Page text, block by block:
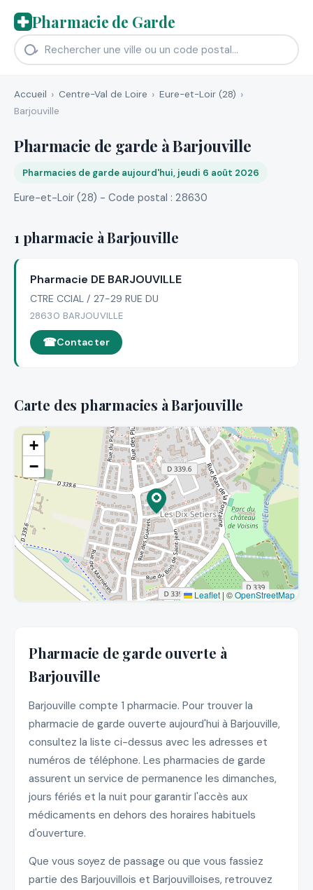
Pharmacie de Garde
Accueil Centre-Val de Loire
Eure-et-Loir (28)
Barjouville
Pharmacie de garde à Barjouville
Pharmacies de garde aujourd'hui, jeudi 6 août 2026
Eure-et-Loir (28) - Code postal : 28630
1 pharmacie à Barjouville
Pharmacie DE BARJOUVILLE
CTRE CCIAL / 27-29 RUE DU
28630 BARJOUVILLE
Contacter
Carte des pharmacies à Barjouville
+
−
Leaflet | ©OpenStreetMap
Pharmacie de garde ouverte à
Barjouville
Barjouville compte 1 pharmacie. Pour trouver la
pharmacie de garde ouverte aujourd'hui à Barjouville,
consultez la liste ci-dessus avec les adresses et
numéros de téléphone. Les pharmacies de garde
assurent un service de permanence les dimanches,
jours fériés et la nuit pour garantir l'accès aux
médicaments en dehors des horaires habituels
d'ouverture.
Que vous soyez de passage ou que vous fassiez
partie des Barjouvillois et Barjouvilloises, retrouvez